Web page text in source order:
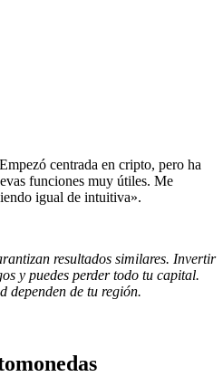
centrada en cripto, pero ha
funciones muy útiles. Me
igual de intuitiva».
resultados similares. Invertir
y puedes perder todo tu capital.
dependen de tu región.